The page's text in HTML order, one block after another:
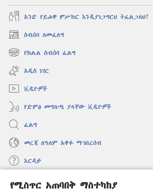
የሚስጥር አጠባበቅ ማስተካከያ
አንድ የይሖዋ ምሥክር እንዲያነጋግርህ ትፈልጋለህ?
ስብሰባ ለመፈለግ
(አዲስ
ዊንዶው
ክፈት)
የክልል ስብሰባ ፈልግ
(አዲስ
ዊንዶው
ክፈት)
አዲስ ነገር
ቪዲዮዎች
የድምፅ መግለጫ ያላቸው ቪዲዮዎች
ፈልግ
መረጃ ለዓለም አቀፉ ማኅበረሰብ
እርዳታ
መዋጮዎች